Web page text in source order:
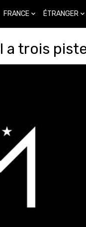
FRANCE ÉTRANGER
a trois